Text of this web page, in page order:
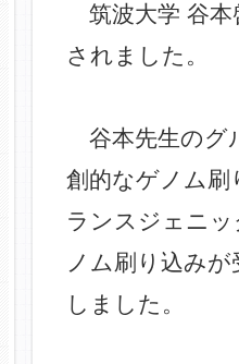
筑波大学 谷本
されました。
谷本先生のグ
創的なゲノム刷
ランスジェニ
ノム刷り込み
しました。